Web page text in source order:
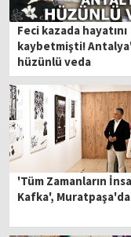
Feci kazada hayatını
kaybetmişti!
hüzünlü veda
'Tüm Zamanların
Kafka', Muratpaşa'da